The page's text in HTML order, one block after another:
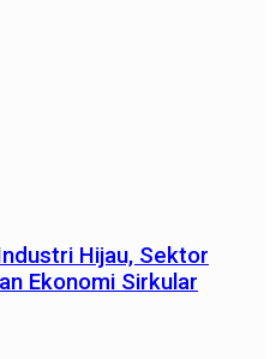
Hijau, Sektor
Ekonomi Sirkular